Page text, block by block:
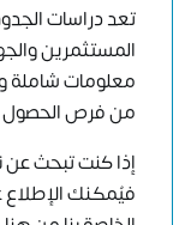
تعد دراسات
المستثمرين
معلومات شاملة
من فرص الحصول
إذا كنت تبحث عن
فيُمكنك